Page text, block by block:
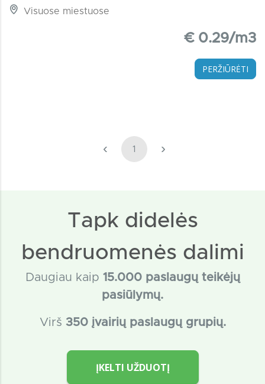
Visuose miestuose
€ 0.29/m3
PERŽIŪRĖTI
‹ 1 ›
Tapk didelės
bendruomenės dalimi
Daugiau kaip 15.000 paslaugų teikėjų
pasiūlymų.
Virš 350 įvairių paslaugų grupių.
ĮKELTI UŽDUOTĮ